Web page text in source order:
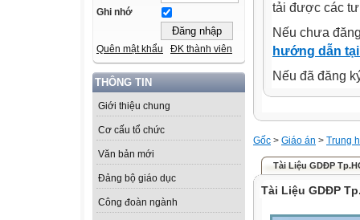
Ghi nhớ
Quên mật khẩu ĐK thành viên
THÔNG TIN
Giới thiệu chung
Cơ cấu tổ chức
Văn bản mới
Đảng bộ giáo dục
Công đoàn ngành
tải được các
Nếu chưa
hướng dẫn
Nếu đã đăng
Gốc > Giáo án > Trung
Tài Liệu GDĐP
Tài Liệu GDĐP